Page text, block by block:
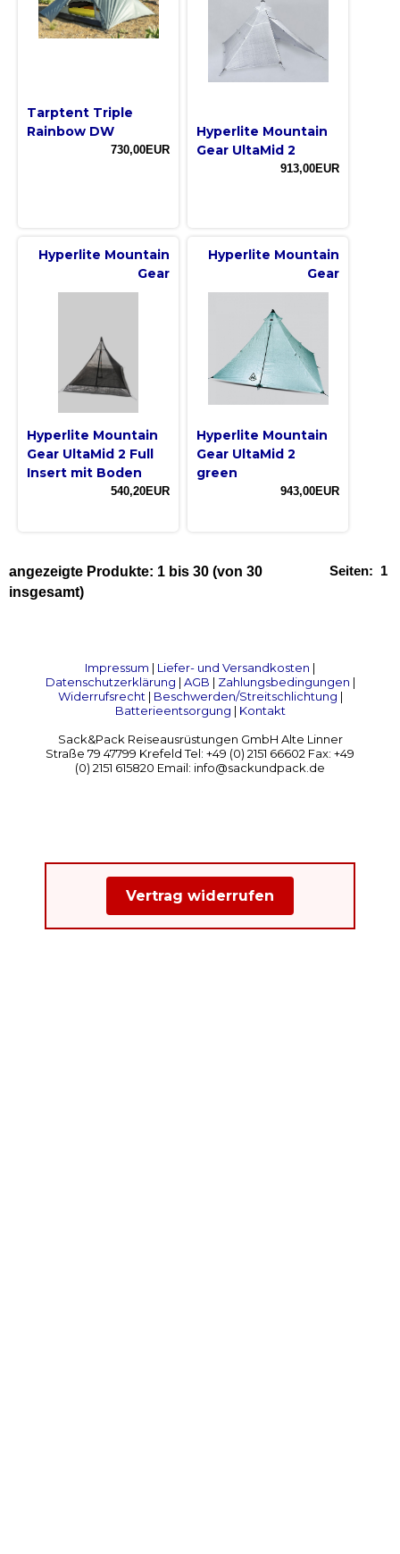
Tarptent Triple
Rainbow DW
730,00EUR
Hyperlite Mountain
Gear UltaMid 2
913,00EUR
Hyperlite Mountain
Gear
Hyperlite Mountain
Gear UltaMid 2 Full
Insert mit Boden
540,20EUR
Hyperlite Mountain
Gear
Hyperlite Mountain
Gear UltaMid 2
green
943,00EUR
Seiten: 1
angezeigte Produkte: 1 bis 30 (von 30
insgesamt)
Impressum | Liefer- und Versandkosten |
Datenschutzerklärung | AGB | Zahlungsbedingungen |
Widerrufsrecht | Beschwerden/Streitschlichtung |
Batterieentsorgung | Kontakt
Sack&Pack Reiseausrüstungen GmbH Alte Linner
Straße 79 47799 Krefeld Tel: +49 (0) 2151 66602 Fax: +49
(0) 2151 615820 Email: info@sackundpack.de
Vertrag widerrufen